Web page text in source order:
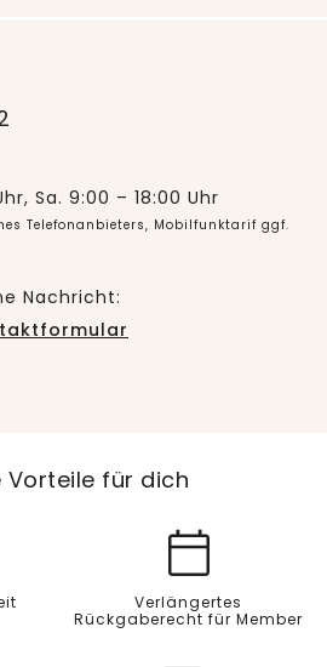
Sa. 9:00 – 18:00 Uhr
Telefonanbieters, Mobilfunktarif ggf.
Nachricht:
Vorteile für dich
Verlängertes
Rückgaberecht für Member